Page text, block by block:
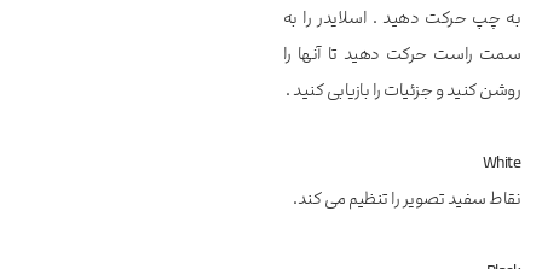
به چپ حرکت دهید . اسلایدر را به
سمت راست حرکت دهید تا آنها را
روشن کنید و جزئیات را بازیابی کنید .
White
نقاط سفید تصویر را تنظیم می کند.